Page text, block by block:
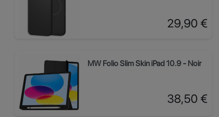
Prix
29,90 €
MW Folio Slim Skin iPad 10.9 - Noir
Prix
38,50 €